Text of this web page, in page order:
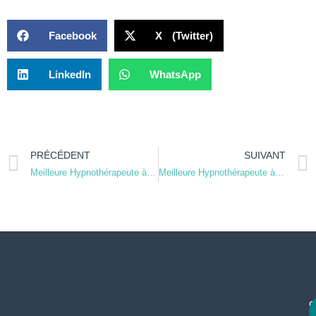
Facebook X (Twitter)
LinkedIn WhatsApp
PRÉCÉDENT SUIVANT
Meilleure Hypnothérapeute à Étampes